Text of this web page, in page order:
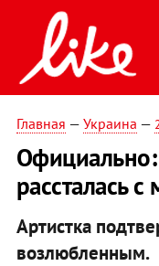
Главная — Украина —
рассталась
Артистка
возлюбленным.